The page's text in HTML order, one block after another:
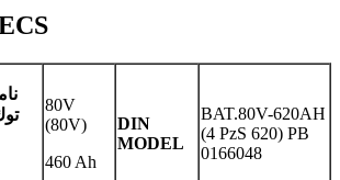
80V
(80V)
460 Ah
DIN
MODEL
BAT.80V-620AH
(4 PzS 620) PB
0166048